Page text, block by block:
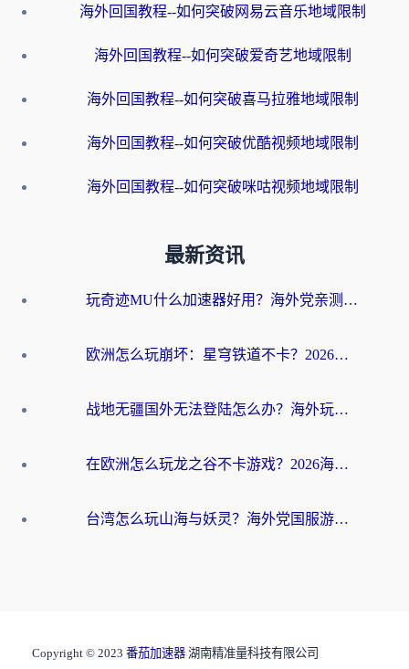
海外回国教程--如何突破网易云音乐地域限制
海外回国教程--如何突破爱奇艺地域限制
海外回国教程--如何突破喜马拉雅地域限制
海外回国教程--如何突破优酷视频地域限制
海外回国教程--如何突破咪咕视频地域限制
最新资讯
玩奇迹MU什么加速器好用？海外党亲测：这款加速器让你告别延迟卡顿！
欧洲怎么玩崩坏：星穹铁道不卡？2026海外玩家国服游戏加速器终极攻略
战地无疆国外无法登陆怎么办？海外玩家国服畅玩终极指南（附欧服魔兽EVE加速方案）
在欧洲怎么玩龙之谷不卡游戏？2026海外党国服游戏加速全攻略
台湾怎么玩山海与妖灵？海外党国服游戏加速全攻略，告别延迟卡顿
Copyright © 2023 番茄加速器 湖南精准量科技有限公司